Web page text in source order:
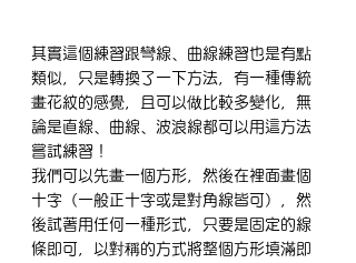
其實這個練習跟彎線、曲線練習也是有點
類似，只是轉換了一下方法，有一種傳統
畫花紋的感覺，且可以做比較多變化，無
論是直線、曲線、波浪線都可以用這方法
嘗試練習！
我們可以先畫一個方形，然後在裡面畫個
十字（一般正十字或是對角線皆可），然
後試著用任何一種形式，只要是固定的線
條即可，以對稱的方式將整個方形填滿即